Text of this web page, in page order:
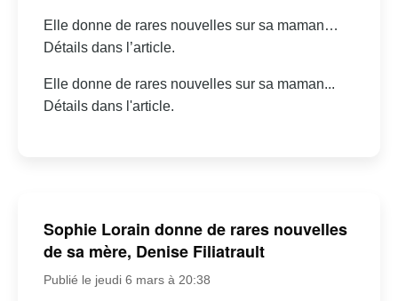
Elle donne de rares nouvelles sur sa maman…
Détails dans l’article.
Elle donne de rares nouvelles sur sa maman...
Détails dans l'article.
Sophie Lorain donne de rares nouvelles
de sa mère, Denise Filiatrault
Publié le jeudi 6 mars à 20:38